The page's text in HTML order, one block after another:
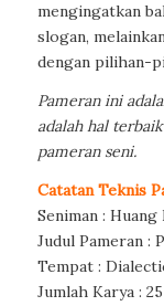
mengingatkan
slogan,
dengan pilihan-
Pameran ini
adalah hal
pameran seni.
Catatan Teknis
Seniman :
Judul Pameran :
Tempat :
Jumlah Karya :